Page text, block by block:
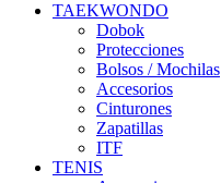
TAEKWONDO
Dobok
Protecciones
Bolsos / Mochilas
Accesorios
Cinturones
Zapatillas
ITF
TENIS